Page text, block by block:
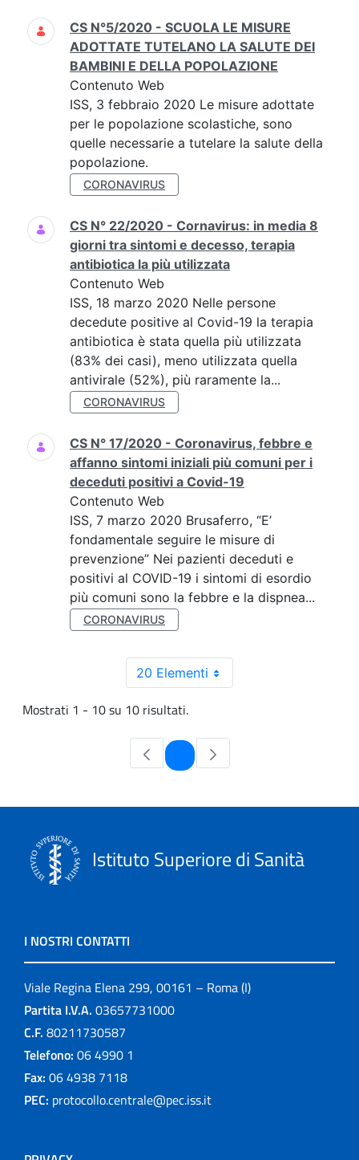
CS N°5/2020 - SCUOLA LE MISURE
ADOTTATE TUTELANO LA SALUTE DEI
BAMBINI E DELLA POPOLAZIONE
Contenuto Web
ISS, 3 febbraio 2020 Le misure adottate
per le popolazione scolastiche, sono
quelle necessarie a tutelare la salute della
popolazione.
CORONAVIRUS
CS N° 22/2020 - Cornavirus: in media 8
giorni tra sintomi e decesso, terapia
antibiotica la più utilizzata
Contenuto Web
ISS, 18 marzo 2020 Nelle persone
decedute positive al Covid-19 la terapia
antibiotica è stata quella più utilizzata
(83% dei casi), meno utilizzata quella
antivirale (52%), più raramente la...
CORONAVIRUS
CS N° 17/2020 - Coronavirus, febbre e
affanno sintomi iniziali più comuni per i
deceduti positivi a Covid-19
Contenuto Web
ISS, 7 marzo 2020 Brusaferro, “E’
fondamentale seguire le misure di
prevenzione” Nei pazienti deceduti e
positivi al COVID-19 i sintomi di esordio
più comuni sono la febbre e la dispnea...
CORONAVIRUS
20 Elementi
Mostrati 1 - 10 su 10 risultati.
Pagina
Istituto Superiore di Sanità
I NOSTRI CONTATTI
Viale Regina Elena 299, 00161 – Roma (I)
Partita I.V.A. 03657731000
C.F. 80211730587
Telefono: 06 4990 1
Fax: 06 4938 7118
PEC: protocollo.centrale@pec.iss.it